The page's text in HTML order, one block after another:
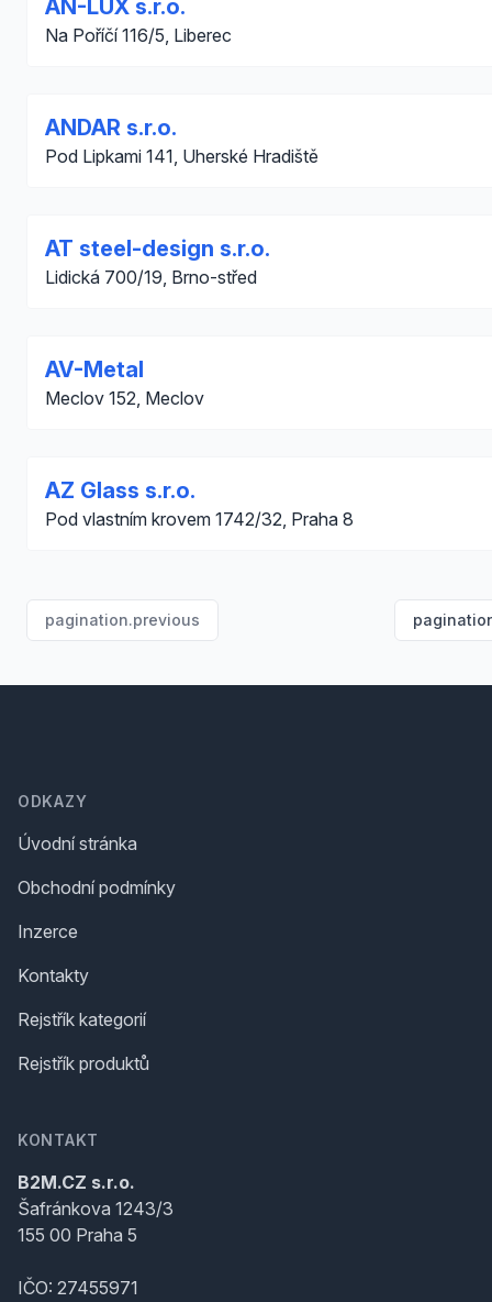
AN-LUX s.r.o.
Na Poříčí 116/5, Liberec
ANDAR s.r.o.
Pod Lipkami 141, Uherské Hradiště
AT steel-design s.r.o.
Lidická 700/19, Brno-střed
AV-Metal
Meclov 152, Meclov
AZ Glass s.r.o.
Pod vlastním krovem 1742/32, Praha 8
pagination.previous
ODKAZY
Úvodní stránka
Obchodní podmínky
Inzerce
Kontakty
Rejstřík kategorií
Rejstřík produktů
KONTAKT
B2M.CZ s.r.o.
Šafránkova 1243/3
155 00 Praha 5
IČO: 27455971